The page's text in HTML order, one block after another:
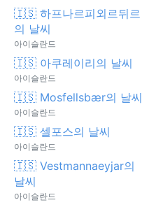
🇮🇸 하프나르피외르뒤르
의 날씨
아이슬란드
🇮🇸 아쿠레이리의 날씨
아이슬란드
🇮🇸 Mosfellsbær의 날씨
아이슬란드
🇮🇸 셀포스의 날씨
아이슬란드
🇮🇸 Vestmannaeyjar의
날씨
아이슬란드